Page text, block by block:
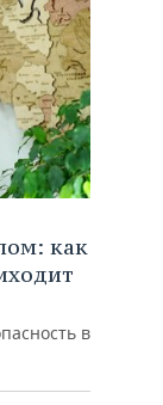
как
в